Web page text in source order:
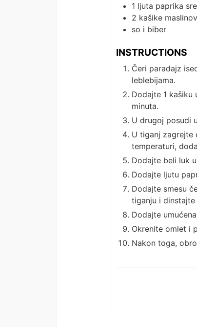
1 ljuta paprika
2 kašike
so i biber
INSTRUCTIONS
Čeri paradajz
leblebijama.
Dodajte 1
minuta.
U drugoj posudi
U tiganj zagrejte
temperaturi,
Dodajte beli luk
Dodajte ljutu
Dodajte smesu
tiganju i
Dodajte
Okrenite omlet i
Nakon toga,